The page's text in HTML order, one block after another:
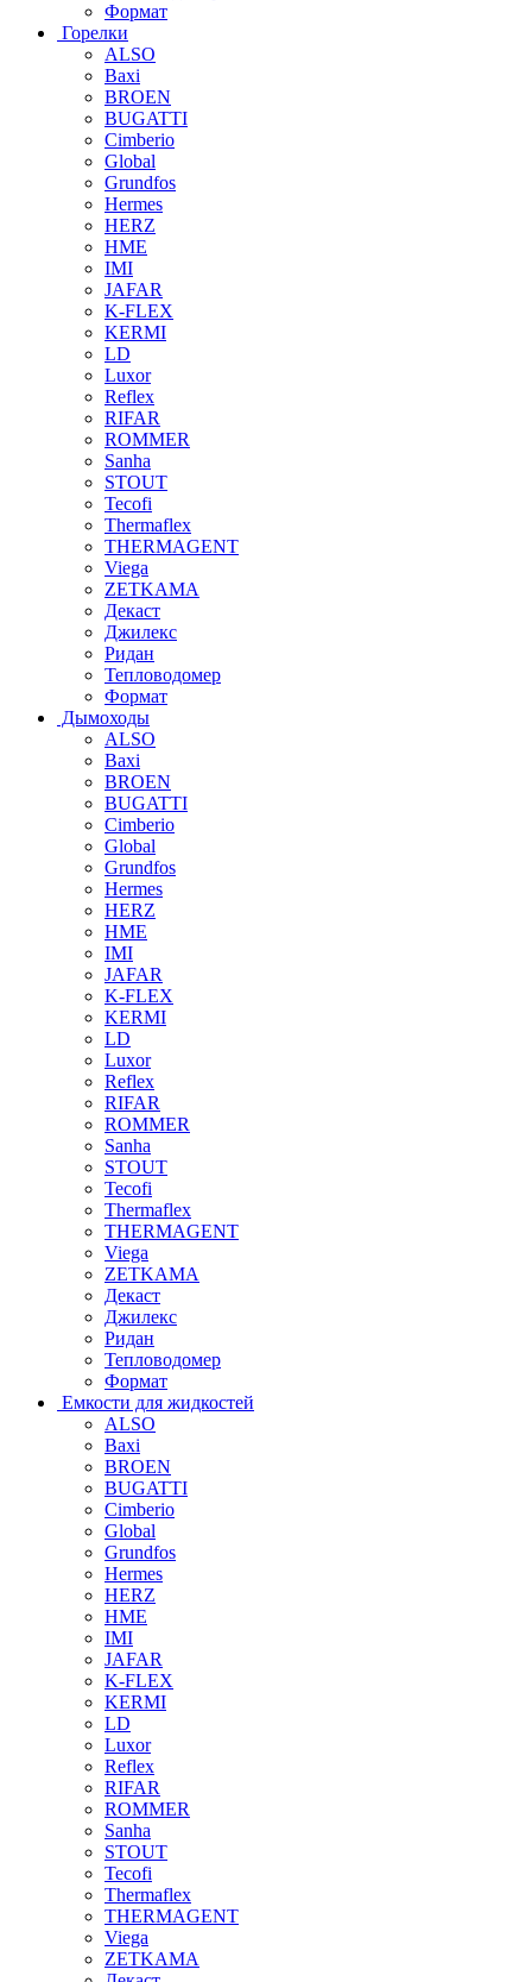
Формат
Горелки
ALSO
Baxi
BROEN
BUGATTI
Cimberio
Global
Grundfos
Hermes
HERZ
HME
IMI
JAFAR
K-FLEX
KERMI
LD
Luxor
Reflex
RIFAR
ROMMER
Sanha
STOUT
Tecofi
Thermaflex
THERMAGENT
Viega
ZETKAMA
Декаст
Джилекс
Ридан
Тепловодомер
Формат
Дымоходы
ALSO
Baxi
BROEN
BUGATTI
Cimberio
Global
Grundfos
Hermes
HERZ
HME
IMI
JAFAR
K-FLEX
KERMI
LD
Luxor
Reflex
RIFAR
ROMMER
Sanha
STOUT
Tecofi
Thermaflex
THERMAGENT
Viega
ZETKAMA
Декаст
Джилекс
Ридан
Тепловодомер
Формат
Емкости для жидкостей
ALSO
Baxi
BROEN
BUGATTI
Cimberio
Global
Grundfos
Hermes
HERZ
HME
IMI
JAFAR
K-FLEX
KERMI
LD
Luxor
Reflex
RIFAR
ROMMER
Sanha
STOUT
Tecofi
Thermaflex
THERMAGENT
Viega
ZETKAMA